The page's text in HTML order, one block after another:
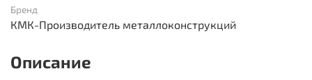
Бренд
КМК-Производитель металлоконструкций
Описание